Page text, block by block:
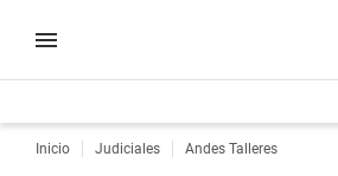
Inicio Judiciales Andes Talleres